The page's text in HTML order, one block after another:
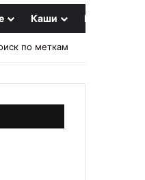
Каши Еще
по меткам